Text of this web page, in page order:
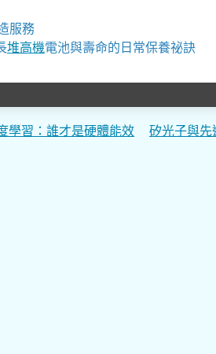
服務
堆高機電池與壽命的日常保養祕訣
學習：誰才是硬體能效
矽光子與